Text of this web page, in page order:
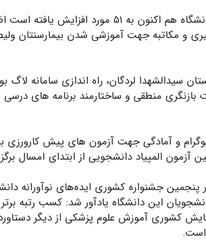
دکتر حیدریان با اشاره به اینکه رشته های تحصیلی این دانشگاه هم اکنون به ۵۱
و مکاتبه جهت آموزشی شدن بیمارسنتان
سیدالشهدا لردگان، راه اندازی سامانه لاگ
بازنگری منطقی و ساختارمند برنامه های درسی
و آمادگی جهت آزمون های پیش کارورزی
جشنواره کشوری ایده‌های نوآورانه
این دانشگاه یادآور شد: کسب رتبه برتر
کشوری آموزش علوم پزشکی از دیگر
است.